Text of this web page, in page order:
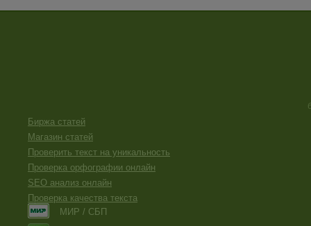
Биржа статей
Магазин статей
Проверить текст на уникальность
Проверка орфографии онлайн
SEO анализ онлайн
Проверка качества текста
МИР / СБП